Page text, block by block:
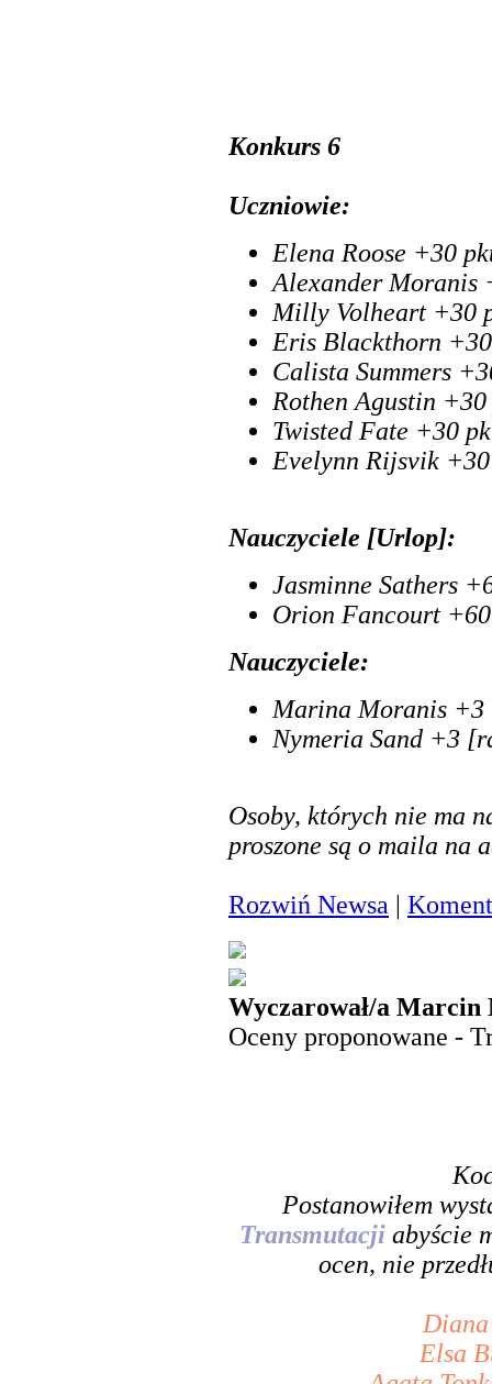
Konkurs 6
Uczniowie:
Elena Roose +30
Alexander Moranis
Milly Volheart +30
Eris Blackthorn
Calista Summers
Rothen Agustin
Twisted Fate +30
Evelynn Rijsvik
Nauczyciele [Urlop]:
Jasminne Sathers
Orion Fancourt
Nauczyciele:
Marina Moranis
Nymeria Sand +3
Osoby, których nie ma
proszone są o maila na
Rozwiń Newsa
Wyczarował/a Marcin
Oceny proponowane -
Postanowiłem
Transmutacji abyście
ocen, nie
Elsa